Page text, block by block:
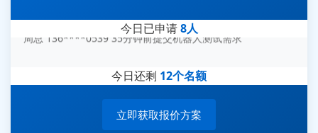
今日已申请8人
张先生 138****5889 刚刚提交EMC报价需求
李女士 159****5393 3分钟前提交可靠性测试需求
赵总 135****7688 12分钟前提交芯片失效分析需求
今日还剩 12个名额
立即获取报价方案